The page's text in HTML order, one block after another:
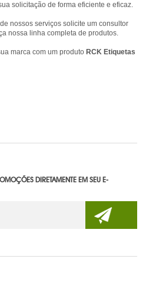
solicitação de forma eficiente e eficaz.
nossos serviços solicite um consultor
nossa linha completa de produtos.
marca com um produto RCK Etiquetas
DIRETAMENTE EM SEU E-